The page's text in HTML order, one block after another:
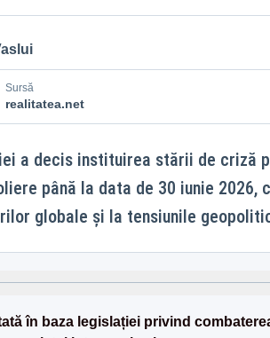
Sursă
realitatea.net
a decis instituirea stării de criză
până la data de 30 iunie 2026,
globale și la tensiunile
în baza legislației privind